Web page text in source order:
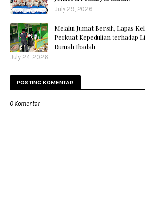
July 29, 2026
Melalui Jumat Bersih, Lapas
Perkuat Kepedulian terhadap
Rumah Ibadah
July 24, 2026
POSTING KOMENTAR
0 Komentar